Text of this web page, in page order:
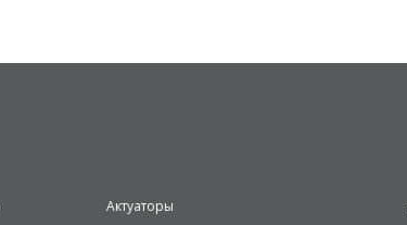
Актуаторы